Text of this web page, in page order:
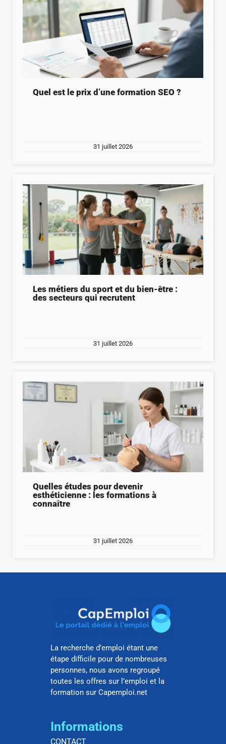
Quel est le prix d’une formation SEO ?
31 juillet 2026
Les métiers du sport et du bien-être :
des secteurs qui recrutent
31 juillet 2026
Quelles études pour devenir
esthéticienne : les formations à
connaître
31 juillet 2026
La recherche d’emploi étant une
étape difficile pour de nombreuses
personnes, nous avons regroupé
toutes les offres sur l’emploi et la
formation sur Capemploi.net
Informations
CONTACT